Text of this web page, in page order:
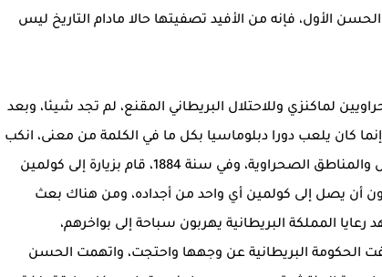
الأول، فإنه من الأفيد تصفيتها حالا مادام التاريخ ليس
لماكنزي وللاحتلال البريطاني المقنع، لم تجد شيئا، وبعد
كان يلعب دورا دبلوماسيا بكل ما في الكلمة من معنى، انكب
على إقامة منشآت عسكرية في مناطق سوس والمناطق الصحراوية، وفي سنة 1884، قام بزيارة إلى كولمين
أن يصل إلى كولمين أي واحد من أجداده، ومن هناك بعث
المملكة البريطانية يهربون سباحة إلى بواخرهم،
البريطانية عن وجهها واحتجت، واتهمت الحسن